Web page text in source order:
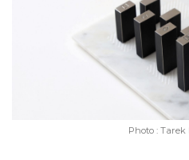
Photo : Tarek